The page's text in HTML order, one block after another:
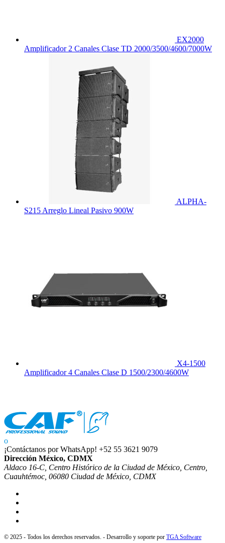
EX2000
Amplificador 2 Canales Clase TD 2000/3500/4600/7000W
ALPHA-
S215 Arreglo Lineal Pasivo 900W
X4-1500
Amplificador 4 Canales Clase D 1500/2300/4600W
¡Contáctanos por WhatsApp! +52 55 3621 9079
Dirección México, CDMX
Aldaco 16-C, Centro Histórico de la Ciudad de México, Centro,
Cuauhtémoc, 06080 Ciudad de México, CDMX
© 2025 - Todos los derechos reservados. - Desarrollo y soporte por TGA Software